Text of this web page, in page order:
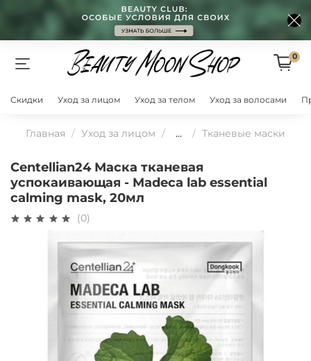
0
Скидки Уход за лицом Уход за телом Уход за волосами
Главная Уход за лицом ... Тканевые маски
Centellian24 Маска тканевая
успокаивающая - Madeca lab essential
calming mask, 20мл
(0)